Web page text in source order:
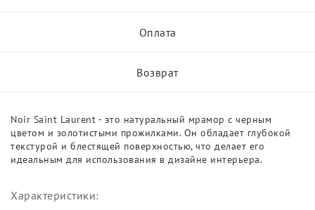
Оплата
Возврат
Noir Saint Laurent - это натуральный мрамор с черным
цветом и золотистыми прожилками. Он обладает глубокой
текстурой и блестящей поверхностью, что делает его
идеальным для использования в дизайне интерьера.
Характеристики: